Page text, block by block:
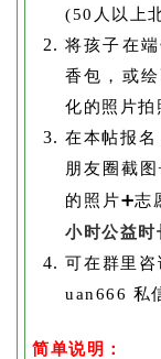
(50人以上
将孩子在
香包，或
化的照片拍
在本帖报名
朋友圈截
的照片➕志
小时公益时
可在群里
uan666 私
简单说明：